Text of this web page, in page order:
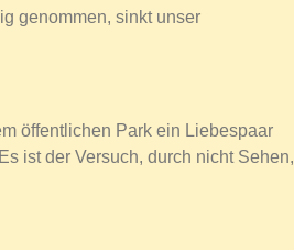
genommen, sinkt unser
öffentlichen Park ein Liebespaar
ist der Versuch, durch nicht Sehen,